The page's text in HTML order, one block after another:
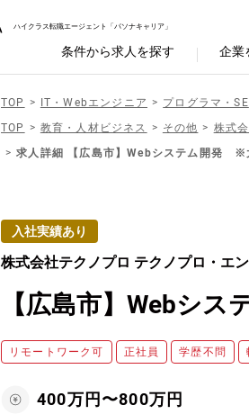
ハイクラス転職エージェント「パソナキャリア」
条件から求人を探す 企業
TOP IT・Webエンジニア
プログラマ・SE
TOP
教育・人材ビジネス その他
株式
求人詳細 【広島市】Webシステム開発 ※
入社実績あり
株式会社テクノプロ テクノプロ・エ
【広島市】Webシ
リモートワーク可 正社員 学歴不問
400万円〜800万円